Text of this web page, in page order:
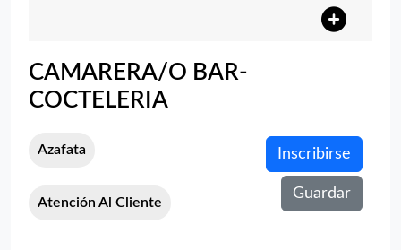
CAMARERA/O BAR-
COCTELERIA
Azafata
Atención Al Cliente
Inscribirse
Guardar